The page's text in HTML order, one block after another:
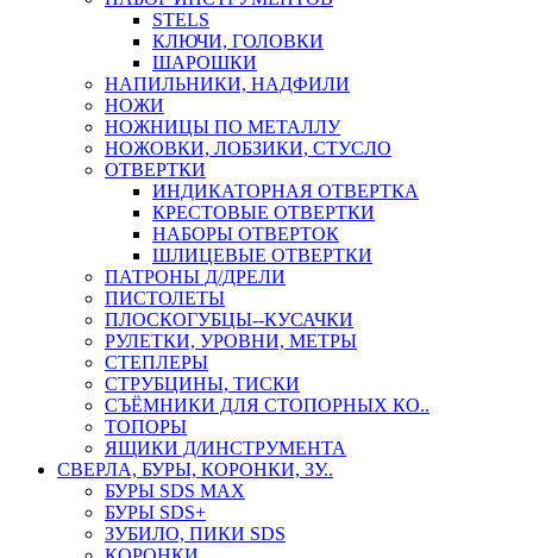
STELS
КЛЮЧИ, ГОЛОВКИ
ШАРОШКИ
НАПИЛЬНИКИ, НАДФИЛИ
НОЖИ
НОЖНИЦЫ ПО МЕТАЛЛУ
НОЖОВКИ, ЛОБЗИКИ, СТУСЛО
ОТВЕРТКИ
ИНДИКАТОРНАЯ ОТВЕРТКА
КРЕСТОВЫЕ ОТВЕРТКИ
НАБОРЫ ОТВЕРТОК
ШЛИЦЕВЫЕ ОТВЕРТКИ
ПАТРОНЫ Д/ДРЕЛИ
ПИСТОЛЕТЫ
ПЛОСКОГУБЦЫ--КУСАЧКИ
РУЛЕТКИ, УРОВНИ, МЕТРЫ
СТЕПЛЕРЫ
СТРУБЦИНЫ, ТИСКИ
СЪЁМНИКИ ДЛЯ СТОПОРНЫХ КО..
ТОПОРЫ
ЯЩИКИ Д/ИНСТРУМЕНТА
СВЕРЛА, БУРЫ, КОРОНКИ, ЗУ..
БУРЫ SDS MAX
БУРЫ SDS+
ЗУБИЛО, ПИКИ SDS